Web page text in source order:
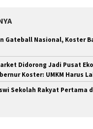
Gateball Nasional, Koster
Didorong Jadi Pusat
Koster: UMKM Harus
Sekolah Rakyat Pertama